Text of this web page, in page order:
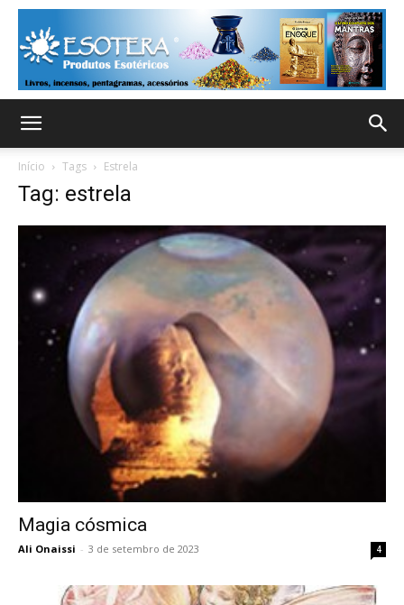
Início Tags Estrela
Tag: estrela
Magia cósmica
Ali Onaissi - 3 de setembro de 2023 4